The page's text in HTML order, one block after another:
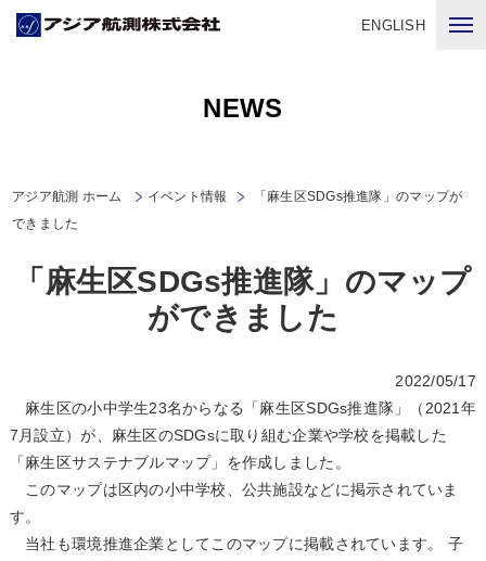
ENGLISH
NEWS
アジア航測 ホーム イベント情報
「麻生区SDGs推進隊」のマップが
できました
「麻生区SDGs推進隊」のマップ
ができました
2022/05/17
麻生区の小中学生23名からなる「麻生区SDGs推進隊」（2021年
7月設立）が、麻生区のSDGsに取り組む企業や学校を掲載した
「麻生区サステナブルマップ」を作成しました。
このマップは区内の小中学校、公共施設などに掲示されていま
す。
当社も環境推進企業としてこのマップに掲載されています。 子